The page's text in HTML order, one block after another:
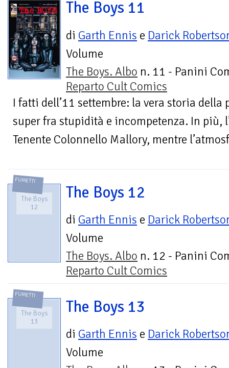
The Boys 11
di Garth Ennis e Darick
Volume
The Boys. Albo n. 11 - Panini
Reparto Cult Comics
I fatti dell’11 settembre: la vera storia della
super fra stupidità e incompetenza. In più,
Tenente Colonnello Mallory, mentre
FUMETTI
The Boys
12
The Boys 12
di Garth Ennis e Darick
Volume
The Boys. Albo n. 12 - Panini
Reparto Cult Comics
FUMETTI
The Boys
13
The Boys 13
di Garth Ennis e Darick
Volume